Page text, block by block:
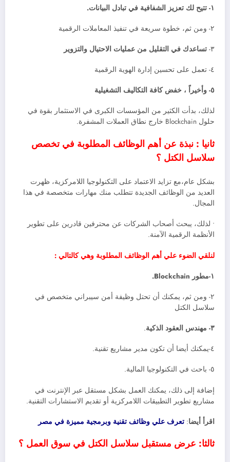
١- تتيح لك تعزيز الشفافية في تبادل البيانات.
٢- ومن ثم، خطوة سريعة في تنفيذ المعاملات الرقمية
٣- تساعدك في التقليل من عمليات الاحتيال والتزوير
٤- تعمل على تحسين إدارة الهوية الرقمية
٥- وأخيراً ، خفض كافة التكاليف التشغيلية
لذلك، بدأت الكثير من المؤسسات الكبرى في الاستثمار بقوة في
حلول Blockchain خارج نطاق العملات المشفرة.
ثانيا : نبذة عن أهم الوظائف المطلوبة في تخصص
سلاسل الكتل ؟
بشكل عام،مع تزايد الاعتماد على التكنولوجيا اللامركزية، ظهرت
العديد من الوظائف الجديدة تتطلب منك مهارات متخصصة في هذا
المجال.
• لذلك، يبحث أصحاب الشركات عن محترفين قادرين على تطوير
الأنظمة الرقمية الآمنة.
لنلقي الضوء علي أهم الوظائف المطلوبة وهي كالتالي :
١-مطور Blockchain.
٢- ومن ثم، يمكنك أن تحتل وظيفة أمن سيبراني متخصص في
سلاسل الكتل
٣- مهندس العقود الذكية .
٤-يمكنك أيضا أن تكون مدير مشاريع تقنية.
٥- باحث في التكنولوجيا المالية.
إضافة إلى ذلك، يمكنك العمل بشكل مستقل عبر الإنترنت في
مشاريع تطوير التطبيقات اللامركزية أو تقديم الاستشارات التقنية.
اقرأ أيضا: تعرف علي وظائف تقنية وبرمجية مميزة في مصر
ثالثا: عرض مستقبل سلاسل الكتل في سوق العمل ؟